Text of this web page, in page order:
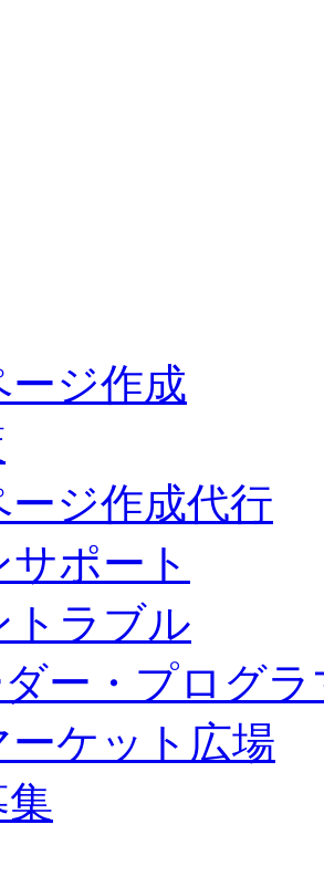
ジ作成
ジ作成代行
ポート
トラブル
ー・プログラ
ーケット広場